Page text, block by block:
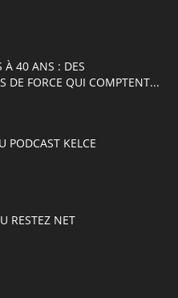
À 40 ANS : DES
DE FORCE QUI COMPTENT...
PODCAST KELCE
RESTEZ NET